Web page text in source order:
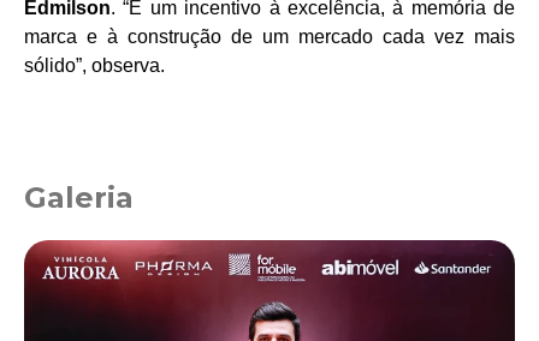
Edmilson. “É um incentivo à excelência, à memória de
marca e à construção de um mercado cada vez mais
sólido”, observa.
Galeria